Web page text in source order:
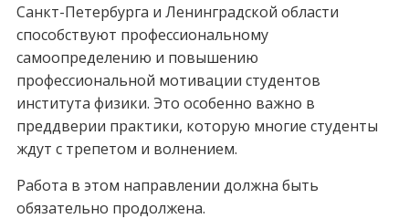
Санкт-Петербурга и Ленинградской области
способствуют профессиональному
самоопределению и повышению
профессиональной мотивации студентов
института физики. Это особенно важно в
преддверии практики, которую многие студенты
ждут с трепетом и волнением.
Работа в этом направлении должна быть
обязательно продолжена.